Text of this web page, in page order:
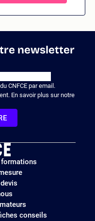
newsletter
CNFCE par email.
En savoir plus sur notre
conseils